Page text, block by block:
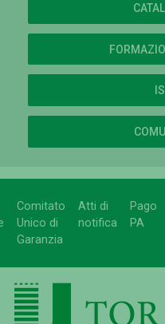
Comitato
Unico di
Garanzia
Atti di
notifica
Pago
PA